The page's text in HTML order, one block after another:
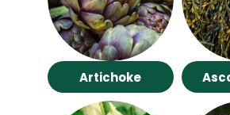
Artichoke